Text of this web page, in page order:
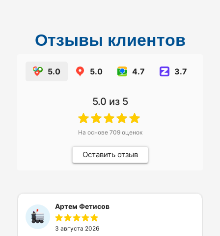
Отзывы клиентов
5.0 5.0 4.7 3.7
5.0 из 5
На основе 709оценок
Оставить отзыв
Артем Фетисов
3 августа 2026